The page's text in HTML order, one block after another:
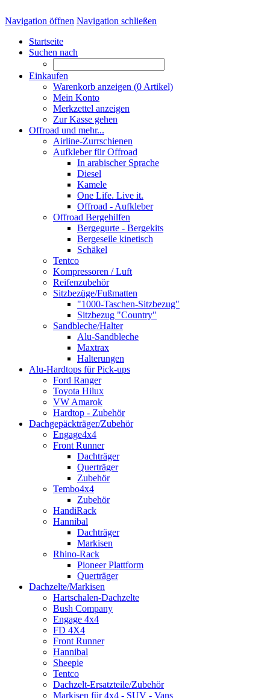
Navigation öffnen Navigation schließen
Startseite
Suchen nach
Einkaufen
Warenkorb anzeigen (0 Artikel)
Mein Konto
Merkzettel anzeigen
Zur Kasse gehen
Offroad und mehr...
Airline-Zurrschienen
Aufkleber für Offroad
In arabischer Sprache
Diesel
Kamele
One Life. Live it.
Offroad - Aufkleber
Offroad Bergehilfen
Bergegurte - Bergekits
Bergeseile kinetisch
Schäkel
Tentco
Kompressoren / Luft
Reifenzubehör
Sitzbezüge/Fußmatten
"1000-Taschen-Sitzbezug"
Sitzbezug "Country"
Sandbleche/Halter
Alu-Sandbleche
Maxtrax
Halterungen
Alu-Hardtops für Pick-ups
Ford Ranger
Toyota Hilux
VW Amarok
Hardtop - Zubehör
Dachgepäckträger/Zubehör
Engage4x4
Front Runner
Dachträger
Querträger
Zubehör
Tembo4x4
Zubehör
HandiRack
Hannibal
Dachträger
Markisen
Rhino-Rack
Pioneer Plattform
Querträger
Dachzelte/Markisen
Hartschalen-Dachzelte
Bush Company
Engage 4x4
FD 4X4
Front Runner
Hannibal
Sheepie
Tentco
Dachzelt-Ersatzteile/Zubehör
Markisen für 4x4 - SUV - Vans